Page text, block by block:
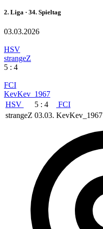
2. Liga · 34. Spieltag
03.03.2026
HSV
strangeZ
5 : 4
FCI
KevKev_1967
HSV
5 : 4
FCI
strangeZ 03.03. KevKev_1967